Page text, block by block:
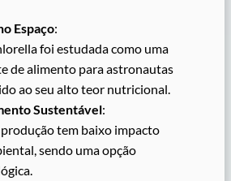
Espaço:
foi estudada como uma
de alimento para astronautas
ao seu alto teor nutricional.
Sustentável:
produção tem baixo impacto
sendo uma opção